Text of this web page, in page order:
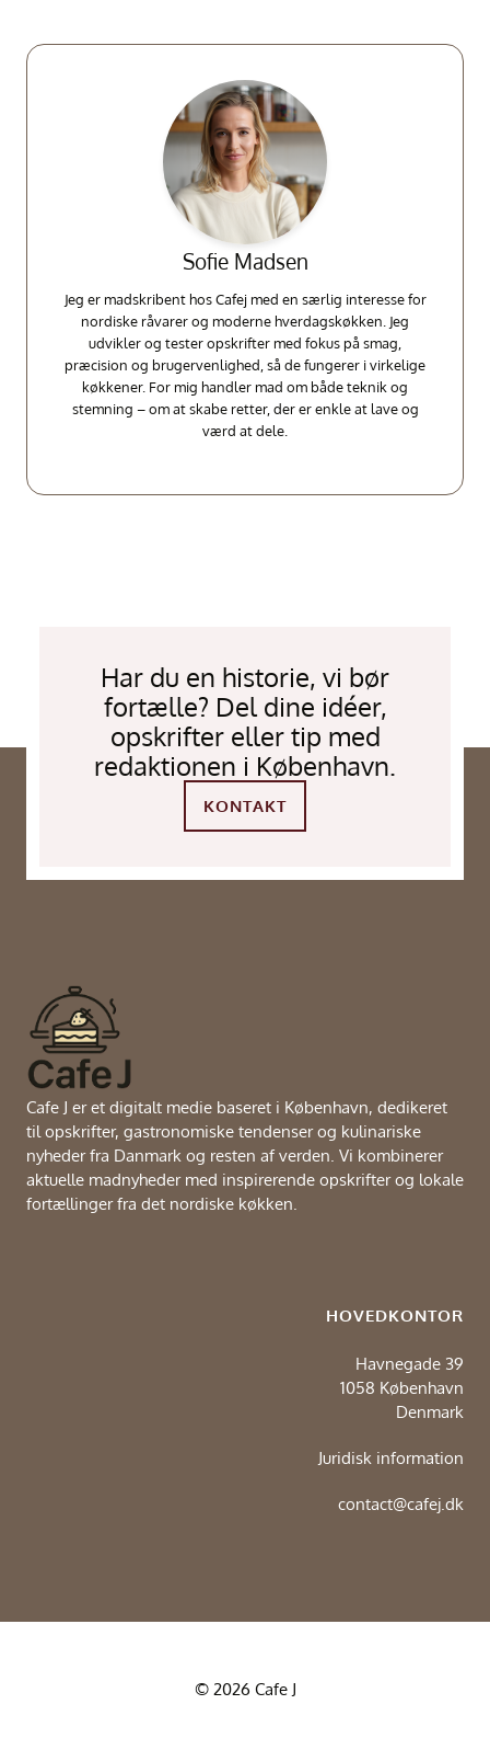
Sofie Madsen
Jeg er madskribent hos Cafej med en særlig interesse for
nordiske råvarer og moderne hverdagskøkken. Jeg
udvikler og tester opskrifter med fokus på smag,
præcision og brugervenlighed, så de fungerer i virkelige
køkkener. For mig handler mad om både teknik og
stemning – om at skabe retter, der er enkle at lave og
værd at dele.
Har du en historie, vi bør
fortælle? Del dine idéer,
opskrifter eller tip med
redaktionen i København.
KONTAKT
Cafe J er et digitalt medie baseret i København, dedikeret
til opskrifter, gastronomiske tendenser og kulinariske
nyheder fra Danmark og resten af verden. Vi kombinerer
aktuelle madnyheder med inspirerende opskrifter og lokale
fortællinger fra det nordiske køkken.
HOVEDKONTOR
Havnegade 39
1058 København
Denmark
Juridisk information
contact@cafej.dk
© 2026 Cafe J